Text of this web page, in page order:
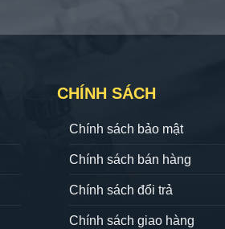
CHÍNH SÁCH
Chính sách bảo mật
Chính sách bán hàng
Chính sách đổi trả
Chính sách giao hàng